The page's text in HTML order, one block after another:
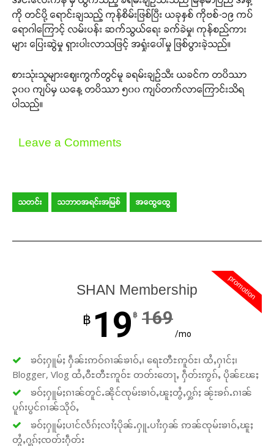
ကို တင်ပို့ ရောင်းချသည့် ကုန်စိမ်းဖြစ်ပြီး ယခုနှစ် ကိုဗစ်-၁၉ ကပ်
ရောဂါကြောင့် လမ်းပန်း ဆက်သွယ်ရေး ခက်ခဲမှု၊ ကုန်စည်ကား
များ ပြေးဆွဲမှု ရှားပါးလာသဖြင့် အရှုံးပေါ်မှု ဖြစ်ပွားခဲ့သည်။
စားသုံးသူများဈေးကွက်တွင်မူ ခရမ်းချဉ်သီး ယခင်က တပိဿာ
၃၀၀ ကျပ်မှ ယနေ့ တပိဿာ ၅၀၀ ကျပ်တက်လာကြောင်းသိရ
ပါသည်။
Leave a Comments
သတင်း သဘာဝအရင်းအမြစ် အထွေထွေ
promotion
SHAN Membership
฿ 19 ฿ 169
/mo
ၶဝ်ႈႁူမ်ႈ ႁဵၼ်းဢဝ်ၵၢၼ်ၶၢဝ်ႇ၊ ရေႊတီႊဢူဝ်ႊ၊ ထႆႇႁၢင်ႈ၊
Blogger, Vlog ထႆႇဝီႊတီႊဢူဝ်ႊ တတ်းတေႃႇ ႁဵတ်းဢွၵ်ႇ ပိုၼ်ၽႄႈ
ၶဝ်ႈႁူမ်ႈၵၢၼ်တူင်ႉၼိုင်ၸုမ်းၶၢဝ်ႇၽူႈတွႆႇႁွၵ်ႈ ၼႂ်းၶၵ်ႉၵၢၼ်
ပူၵ်းပွင်ၵၢၼ်သိုဝ်ႇ
ၶဝ်ႈႁူမ်ႈပၢင်လႅၵ်ႈလၢႆႈပိုၼ်ႉႁူႉပၢႆးႁၼ် ဢၼ်ၸုမ်းၶၢဝ်ႇၽူႈ
တွႆႇႁွၵ်ႈၸတ်းႁဵတ်း